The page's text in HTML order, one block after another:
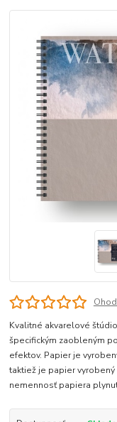
Kvalitné akvarelové
špecifickým zaobleným
efektov. Papier je
taktiež je papier
nemennosť papiera